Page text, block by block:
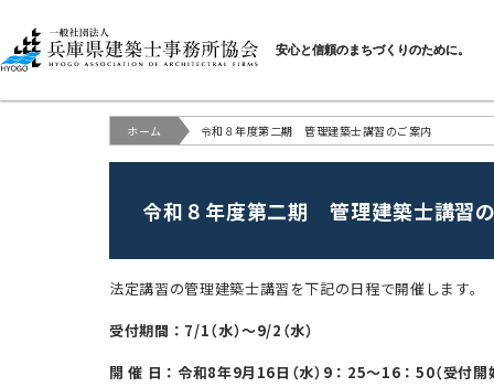
一般社団法人 兵庫県建
安心と信頼のまちづくりのために。
ホーム 令和８年度第二期 管理建築士講習のご案内
令和８年度第二期 管理建築士講習
法定講習の管理建築士講習を下記の日程で開催します。
受付期間：7/1（水）～9/2（水）
開 催 日：令和8年9月16日（水）9：25～16：50（受付開